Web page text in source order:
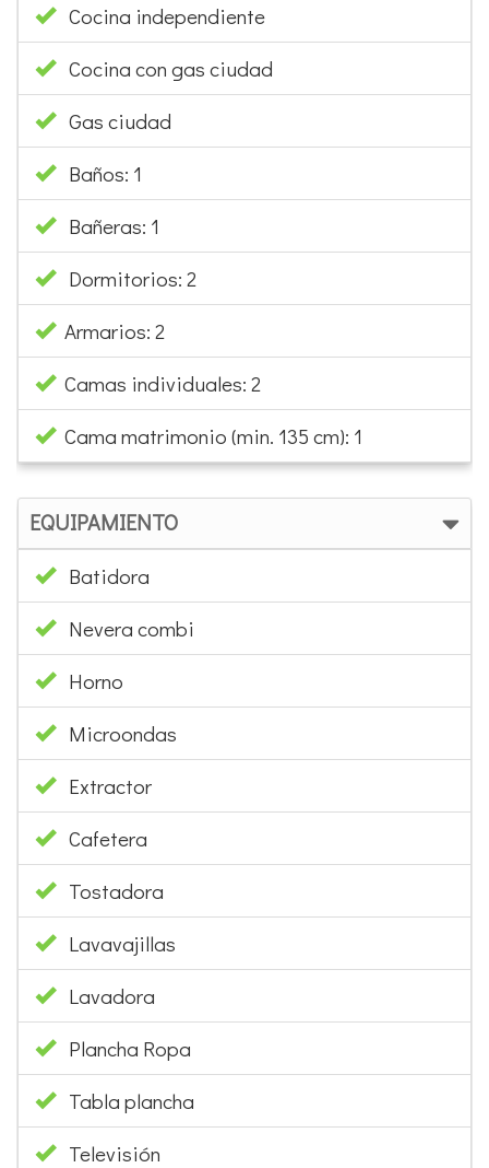
Cocina independiente
Cocina con gas ciudad
Gas ciudad
Baños: 1
Bañeras: 1
Dormitorios: 2
Armarios: 2
Camas individuales: 2
Cama matrimonio (min. 135 cm): 1
EQUIPAMIENTO
Batidora
Nevera combi
Horno
Microondas
Extractor
Cafetera
Tostadora
Lavavajillas
Lavadora
Plancha Ropa
Tabla plancha
Televisión